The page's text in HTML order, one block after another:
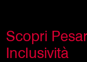
Scopri
Inclusività